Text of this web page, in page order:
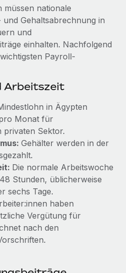
Gründung von
Mitarbeiter:innen
von Benefits
zwischen
für Contractor
Das Gesundheits- und
Integration mit
Contractor Management
wir bei Remote Unternehmen
die beste...
in 19 Ländern
Apps. Das...
müssen nationale
Gehaltsabrechnung in
und
einhalten. Nachfolgend
Payroll-
Arbeitszeit
in Ägypten
Monat für
privaten Sektor.
Gehälter werden in der
Die normale Arbeitswoche
Stunden, üblicherweise
sechs Tage.
haben
Vergütung für
nach den